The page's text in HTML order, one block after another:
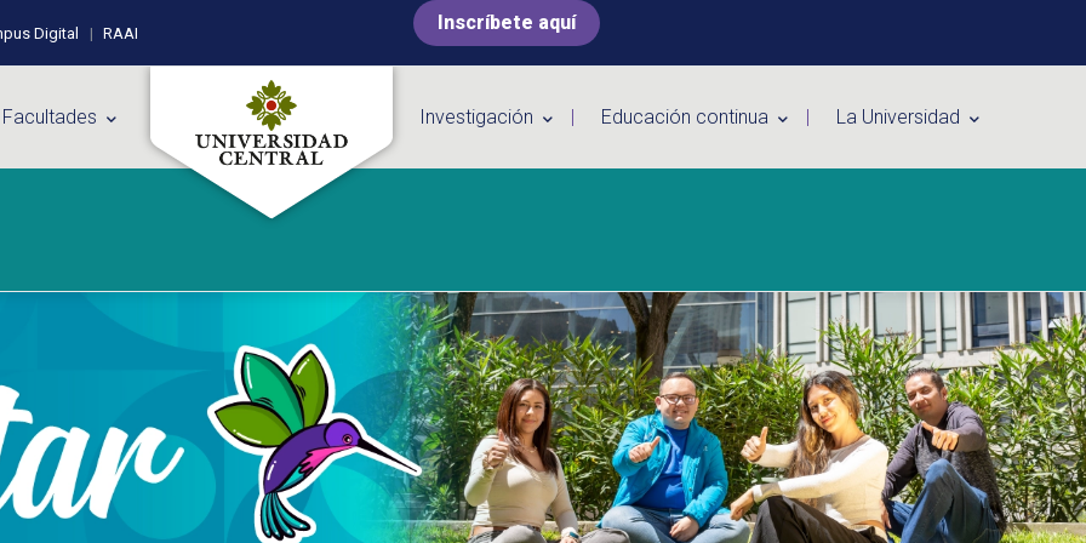
Digital RAAI Inscríbete aquí
Investigación Educación continua La Universidad